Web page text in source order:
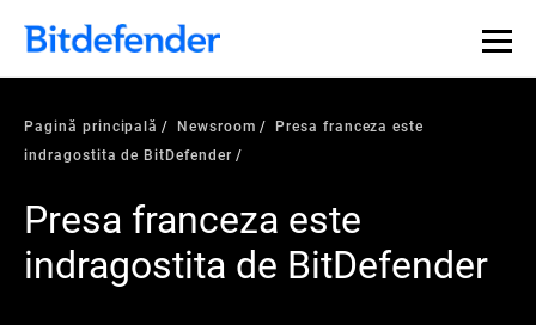
Pagină principală Newsroom
Presa franceza este
indragostita de BitDefender
Presa franceza este
indragostita de BitDefender